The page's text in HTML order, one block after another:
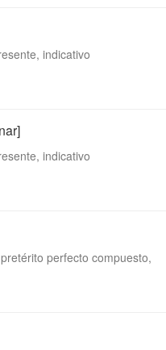
indicativo
indicativo
perfecto compuesto,